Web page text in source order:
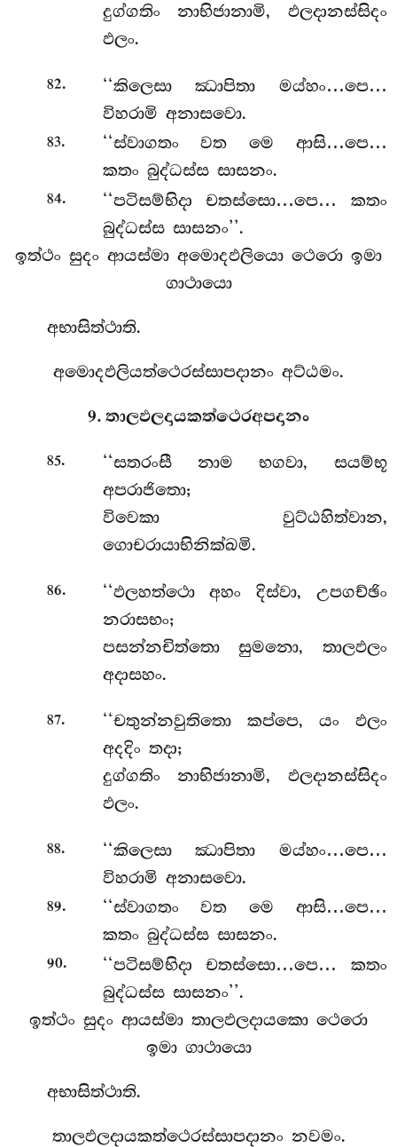
දුග්ගතිං නාභිජානාමි, ඵලදානස්සිදං
ඵලං.
82.
‘‘කිලෙසා ඣාපිතා මය්හං…පෙ…
විහරාමි අනාසවො.
83. ‘‘ස්වාගතංවත මෙ ආසි…පෙ…
කතං බුද්ධස්ස සාසනං.
84.
‘‘පටිසම්භිදා චතස්සො…පෙ… කතං
බුද්ධස්ස සාසනං’’.
ඉත්ථං සුදං ආයස්මා අමොදඵලියො ථෙරො ඉමා
ගාථායො
අභාසිත්ථාති.
අමොදඵලියත්ථෙරස්සාපදානං අට්ඨමං.
9. තාලඵලදායකත්ථෙරඅපදානං
85.
‘‘සතරංසී නාම භගවා, සයම්භූ
අපරාජිතො;
විවෙකා වුට්ඨහිත්වාන,
ගොචරායාභිනික්ඛමි.
86.
‘‘ඵලහත්ථො අහං දිස්වා, උපගච්ඡිං
නරාසභං;
පසන්නචිත්තො සුමනො, තාලඵලං
අදාසහං.
87.
‘‘චතුන්නවුතිතො කප්පෙ, යං ඵලං
අදදිං තදා;
දුග්ගතිං නාභිජානාමි, ඵලදානස්සිදං
ඵලං.
88.
‘‘කිලෙසා ඣාපිතා මය්හං…පෙ…
විහරාමි අනාසවො.
89.
‘‘ස්වාගතං වත මෙ ආසි…පෙ…
කතං බුද්ධස්ස සාසනං.
90.
‘‘පටිසම්භිදා චතස්සො…පෙ… කතං
බුද්ධස්ස සාසනං’’.
ඉත්ථං සුදං ආයස්මා තාලඵලදායකො ථෙරො
ඉමා ගාථායො
අභාසිත්ථාති.
තාලඵලදායකත්ථෙරස්සාපදානං නවමං.